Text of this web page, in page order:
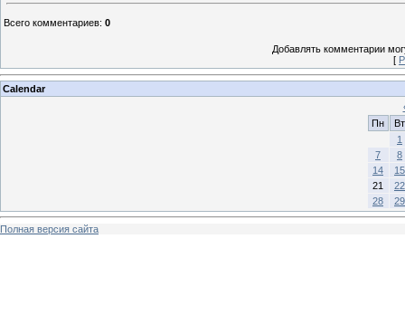
Всего комментариев: 0
Добавлять комментарии
[
Calendar
Пн
Вт
1
7
8
14
15
21
22
28
29
Полная версия сайта